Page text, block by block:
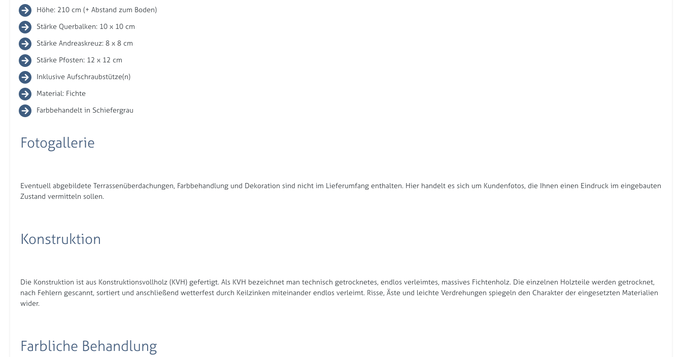
Höhe: 210 cm (+ Abstand zum Boden)
Stärke Querbalken: 10 x 10 cm
Stärke Andreaskreuz: 8 x 8 cm
Stärke Pfosten: 12 x 12 cm
Inklusive Aufschraubstütze(n)
Material: Fichte
Farbbehandelt in Schiefergrau
Fotogallerie
Eventuell abgebildete Terrassenüberdachungen, Farbbehandlung und Dekoration sind nicht im Lieferumfang enthalten. Hier handelt es sich um Kundenfotos, die Ihnen einen Eindruck im eingebauten
Zustand vermitteln sollen.
Konstruktion
Die Konstruktion ist aus Konstruktionsvollholz (KVH) gefertigt. Als KVH bezeichnet man technisch getrocknetes, endlos verleimtes, massives Fichtenholz. Die einzelnen Holzteile werden getrocknet,
nach Fehlern gescannt, sortiert und anschließend wetterfest durch Keilzinken miteinander endlos verleimt. Risse, Äste und leichte Verdrehungen spiegeln den Charakter der eingesetzten Materialien
wider.
Farbliche Behandlung